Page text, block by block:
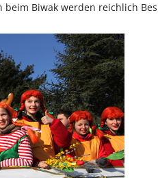
Biwak werden reichlich